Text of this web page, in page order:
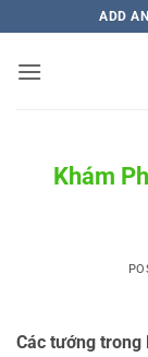
to
content
ADD
Khám
Các tướng trong